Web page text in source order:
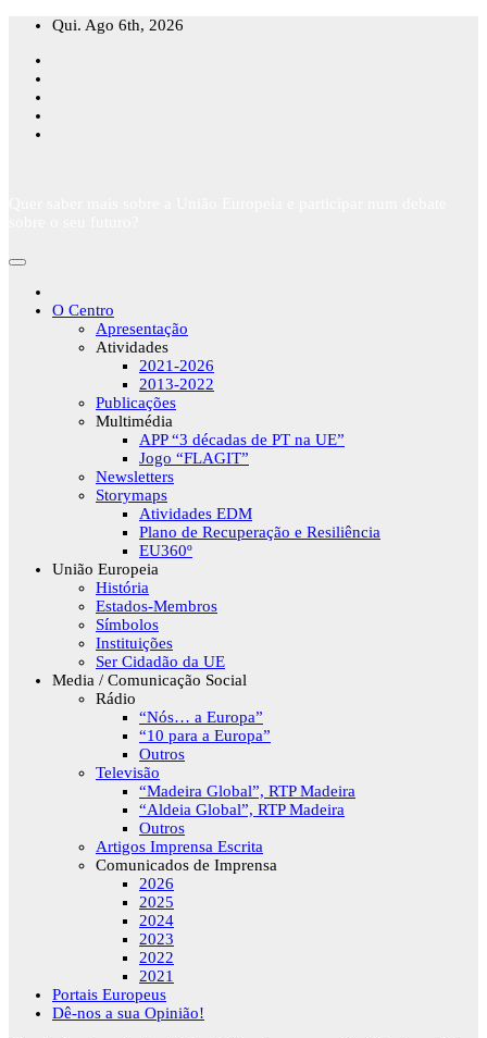
Skip
content
Qui. Ago 6th, 2026
O Centro
Apresentação
Atividades
2021-2026
2013-2022
Publicações
Multimédia
APP “3 décadas de PT na UE”
Jogo “FLAGIT”
Newsletters
Storymaps
Atividades EDM
Plano de Recuperação e Resiliência
EU360º
União Europeia
História
Estados-Membros
Símbolos
Instituições
Ser Cidadão da UE
Media / Comunicação Social
Rádio
“Nós… a Europa”
“10 para a Europa”
Outros
Televisão
“Madeira Global”, RTP Madeira
“Aldeia Global”, RTP Madeira
Outros
Artigos Imprensa Escrita
Comunicados de Imprensa
2026
2025
2024
2023
2022
2021
Portais Europeus
Dê-nos a sua Opinião!